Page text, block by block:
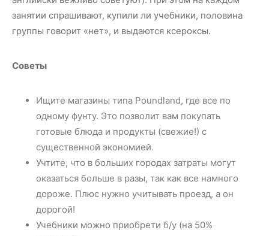
занятии спрашивают, купили ли учебники, половина
группы говорит «нет», и выдаются ксероксы.
Советы
Ищите магазины типа Poundland, где все по
одному фунту. Это позволит вам покупать
готовые блюда и продукты (свежие!) с
существенной экономией.
Учтите, что в больших городах затраты могут
оказаться больше в разы, так как все намного
дороже. Плюс нужно учитывать проезд, а он
дорогой!
Учебники можно приобрети б/у (на 50%